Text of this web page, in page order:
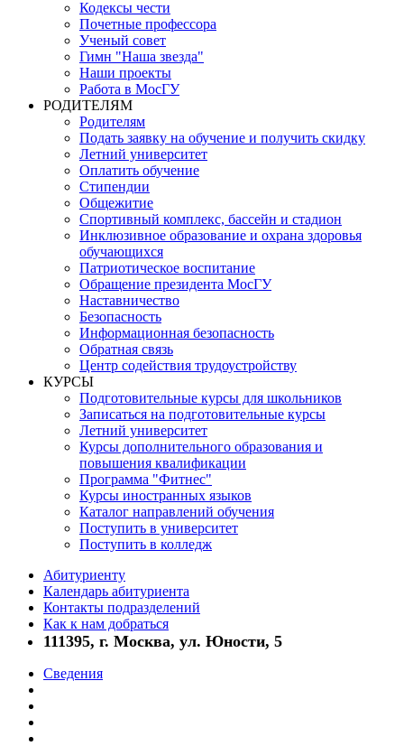
Кодексы чести
Почетные профессора
Ученый совет
Гимн "Наша звезда"
Наши проекты
Работа в МосГУ
РОДИТЕЛЯМ
Родителям
Подать заявку на обучение и получить скидку
Летний университет
Оплатить обучение
Стипендии
Общежитие
Спортивный комплекс, бассейн и стадион
Инклюзивное образование и охрана здоровья
обучающихся
Патриотическое воспитание
Обращение президента МосГУ
Наставничество
Безопасность
Информационная безопасность
Обратная связь
Центр содействия трудоустройству
КУРСЫ
Подготовительные курсы для школьников
Записаться на подготовительные курсы
Летний университет
Курсы дополнительного образования и
повышения квалификации
Программа "Фитнес"
Курсы иностранных языков
Каталог направлений обучения
Поступить в университет
Поступить в колледж
Абитуриенту
Календарь абитуриента
Контакты подразделений
Как к нам добраться
111395, г. Москва, ул. Юности, 5
Сведения